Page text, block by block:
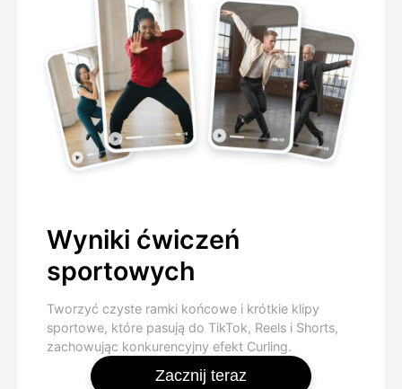
Wyniki ćwiczeń
sportowych
Tworzyć czyste ramki końcowe i krótkie klipy
sportowe, które pasują do TikTok, Reels i Shorts,
zachowując konkurencyjny efekt Curling.
Zacznij teraz